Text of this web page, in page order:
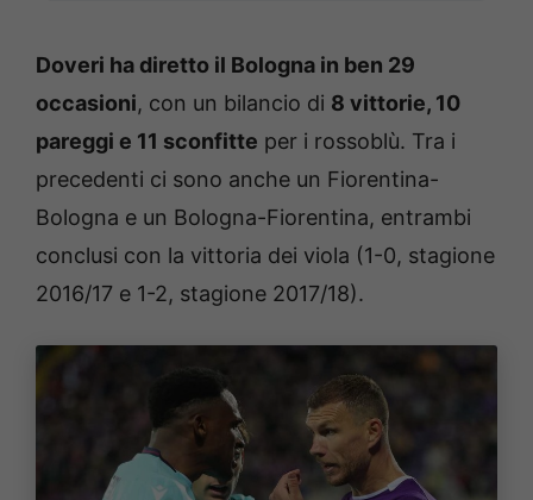
Doveri ha diretto il Bologna in ben 29
occasioni, con un bilancio di 8 vittorie, 10
pareggi e 11 sconfitte per i rossoblù. Tra i
precedenti ci sono anche un Fiorentina-
Bologna e un Bologna-Fiorentina, entrambi
conclusi con la vittoria dei viola (1-0, stagione
2016/17 e 1-2, stagione 2017/18).